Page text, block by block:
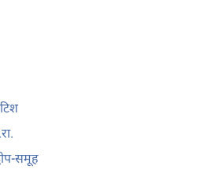
समूह